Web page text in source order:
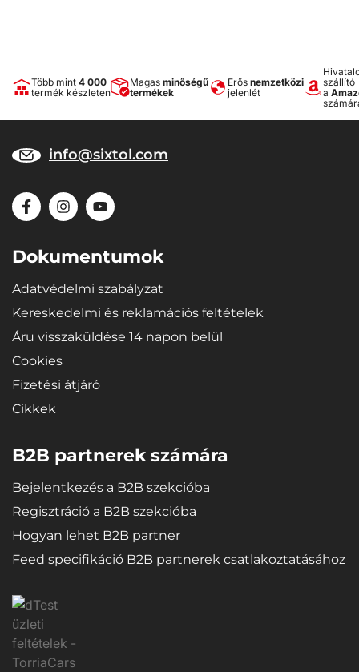
Több mint 4 000
termék készleten
Magas minőségű
termékek
Erős nemzetközi
jelenlét
szállító
a
info@sixtol.com
Dokumentumok
Adatvédelmi szabályzat
Kereskedelmi és reklamációs feltételek
Áru visszaküldése 14 napon belül
Cookies
Fizetési átjáró
Cikkek
B2B partnerek számára
Bejelentkezés a B2B szekcióba
Regisztráció a B2B szekcióba
Hogyan lehet B2B partner
Feed specifikáció B2B partnerek csatlakoztatásához